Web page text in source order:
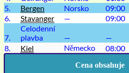
5.
Bergen Norsko 09:00
6.
Stavanger — 09:00
7.
Celodenní
plavba
— —
8.
Kiel Německo 08:00
Cena obsahuje